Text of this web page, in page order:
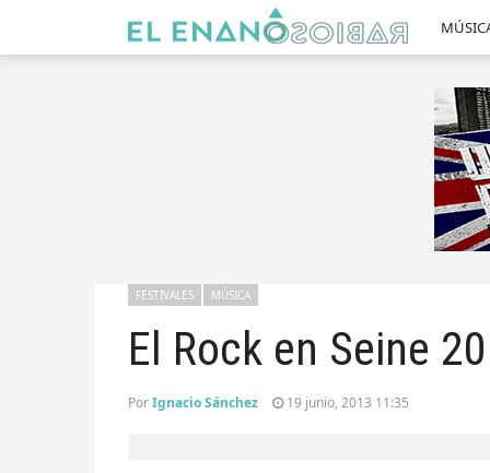
El Rock en Seine
FESTIVALES MÚSICA
PorIgnacio Sánchez 19 junio, 2013 11:35